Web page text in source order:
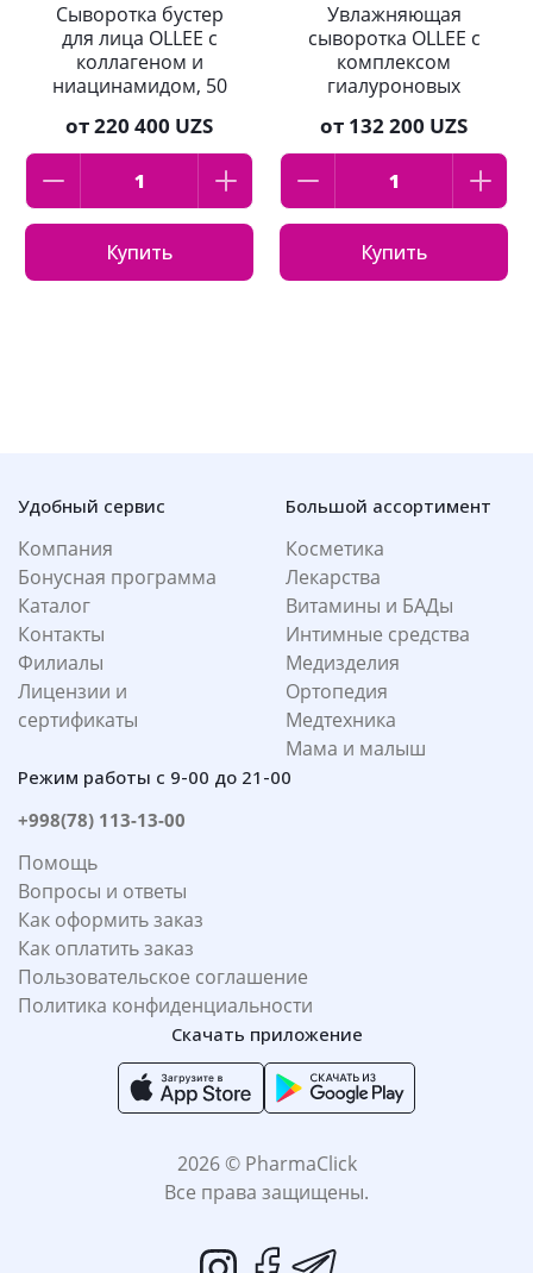
Сыворотка бустер
для лица OLLEE с
коллагеном и
ниацинамидом, 50
от220 400 UZS
Купить
Увлажняющая
сыворотка OLLEE с
комплексом
гиалуроновых
от 132 200 UZS
Купить
Удобный сервис
Компания
Бонусная программа
Каталог
Контакты
Филиалы
Лицензии и
сертификаты
Большой ассортимент
Косметика
Лекарства
Витамины и БАДы
Интимные средства
Медизделия
Ортопедия
Медтехника
Мама и малыш
Режим работы с 9-00 до 21-00
+998(78) 113-13-00
Помощь
Вопросы и ответы
Как оформить заказ
Как оплатить заказ
Пользовательское соглашение
Политика конфиденциальности
Скачать приложение
2026 © PharmaClick
Все права защищены.